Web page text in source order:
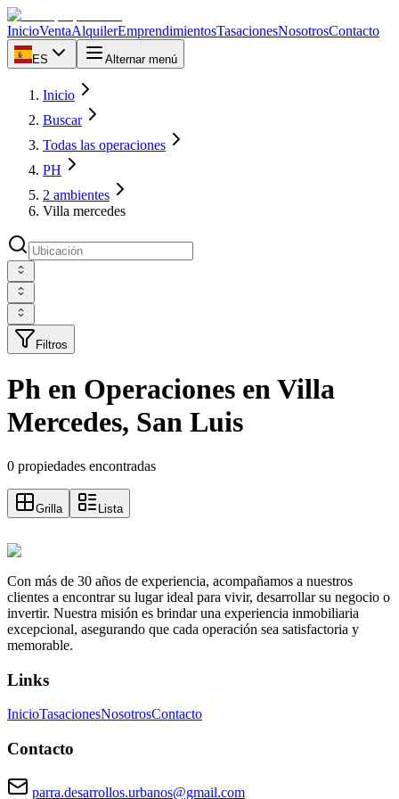
InicioVentaAlquilerEmprendimientosTasacionesNosotrosContacto
ES Alternar menú
Inicio
Buscar
Todas las operaciones
PH
2 ambientes
Villa mercedes
Filtros
Ph en Operaciones en Villa
Mercedes, San Luis
0 propiedades encontradas
Grilla Lista
Con más de 30 años de experiencia, acompañamos a nuestros
clientes a encontrar su lugar ideal para vivir, desarrollar su negocio o
invertir. Nuestra misión es brindar una experiencia inmobiliaria
excepcional, asegurando que cada operación sea satisfactoria y
memorable.
Links
InicioTasacionesNosotrosContacto
Contacto
parra.desarrollos.urbanos@gmail.com